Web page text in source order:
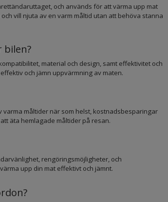
och används för att värma upp mat
vill njuta av en varm måltid utan att behöva stanna
bilen?
material och design, samt effektivitet och
och jämn uppvärmning av maten.
måltider när som helst, kostnadsbesparingar
äta hemlagade måltider på resan.
rengöringsmöjligheter, och
upp din mat effektivt och jämnt.